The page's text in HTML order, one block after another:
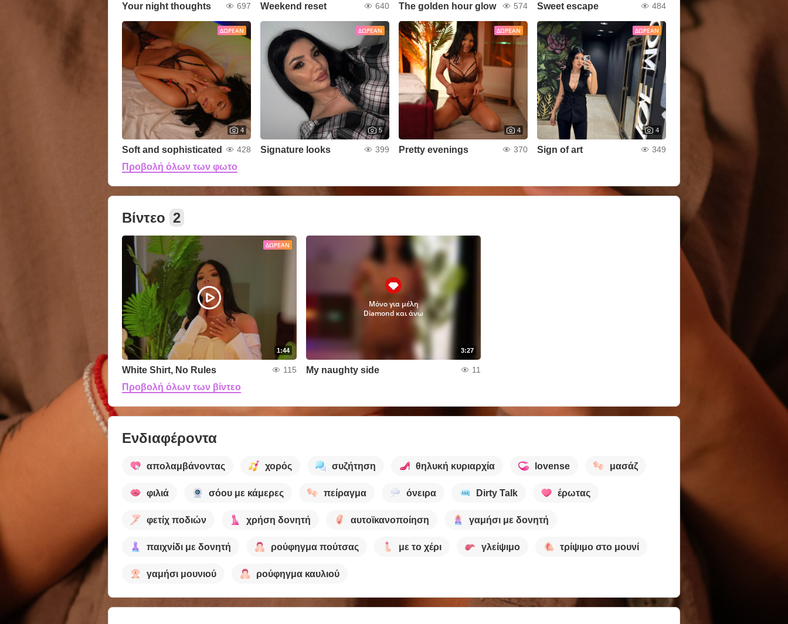
Your night thoughts 697 Weekend reset 640 The golden hour glow 574 Sweet escape 484
ΔΩΡΕΆΝ
4
Soft and sophisticated 428
ΔΩΡΕΆΝ
5
Signature looks 399
ΔΩΡΕΆΝ
4
Pretty evenings 370
ΔΩΡΕΆΝ
4
Sign of art 349
Προβολή όλων των φωτο
Βίντεο 2
ΔΩΡΕΆΝ
1:44
White Shirt, No Rules 115
3:27
Μόνο για μέλη
Diamond και άνω
My naughty side 11
Προβολή όλων των βίντεο
Ενδιαφέροντα
απολαμβάνοντας χορός συζήτηση θηλυκή κυριαρχία lovense μασάζ
φιλιά σόου με κάμερες πείραγμα όνειρα Dirty Talk έρωτας
φετίχ ποδιών χρήση δονητή αυτοϊκανοποίηση γαμήσι με δονητή
παιχνίδι με δονητή ρούφηγμα πούτσας με το χέρι γλείψιμο τρίψιμο στο μουνί
γαμήσι μουνιού ρούφηγμα καυλιού